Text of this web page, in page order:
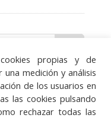
de datos
propias y de
medición y análisis
de los usuarios en
las cookies pulsando
rechazar todas las